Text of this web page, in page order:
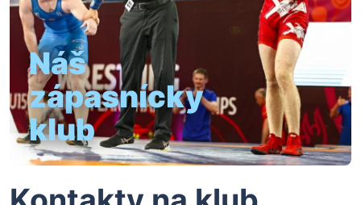
Náš
zápasnícky
klub